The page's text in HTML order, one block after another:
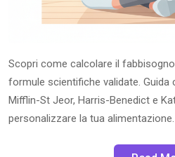
Scopri come calcolare il
formule scientifiche validate. Guida
Mifflin-St Jeor, Harris-Benedict e
personalizzare la tua alimentazione.